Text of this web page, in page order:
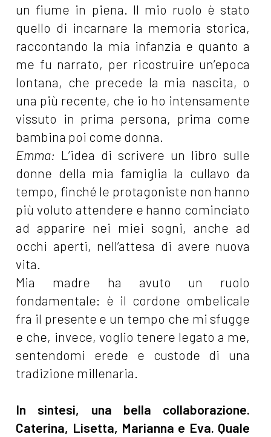
un fiume in piena. Il mio ruolo è stato
quello di incarnare la memoria storica,
raccontando la mia infanzia e quanto a
me fu narrato, per ricostruire un’epoca
lontana, che precede la mia nascita, o
una più recente, che io ho intensamente
vissuto in prima persona, prima come
bambina poi come donna.
Emma: L’idea di scrivere un libro sulle
donne della mia famiglia la cullavo da
tempo, finché le protagoniste non hanno
più voluto attendere e hanno cominciato
ad apparire nei miei sogni, anche ad
occhi aperti, nell’attesa di avere nuova
vita.
Mia madre ha avuto un ruolo
fondamentale: è il cordone ombelicale
fra il presente e un tempo che mi sfugge
e che, invece, voglio tenere legato a me,
sentendomi erede e custode di una
tradizione millenaria.
In sintesi, una bella collaborazione.
Caterina, Lisetta, Marianna e Eva. Quale